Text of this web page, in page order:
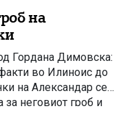
на
Гордана Димовска:
во Илиноис до
на Александар се
за неговиот гроб и
Овој текст се